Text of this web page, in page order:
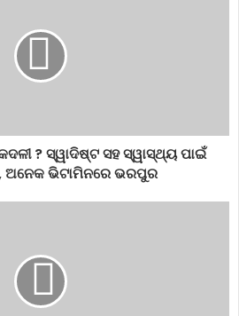
ଓ କୋଚି। ଏହା ପୂର୍ବରୁ ଜାନୁଆରୀରେ
କିଛି ବିମାନ ଚଳାଚଳ ଆରମ୍ଭ କରିଛି।
ଦୂର ସଂଚାର ଉପକରଣ, ରବର
ହୀରା ଆଦିରୁ ଆମଦାନୀ ଶୁଳ୍କ ରିହାତି
ECONOMY
? ସ୍ୱାଦିଷ୍ଟ ସହ ସ୍ୱାସ୍ଥ୍ୟ ପାଇଁ
ଭିଟାମିନରେ ଭରପୁର